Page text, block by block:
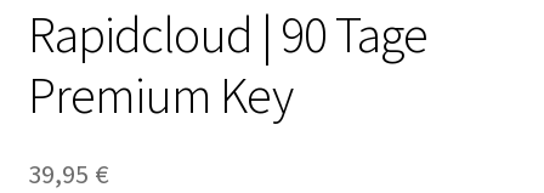
Ex-Load
Rapidcloud | 90 Tage
Premium Key
39,95 €